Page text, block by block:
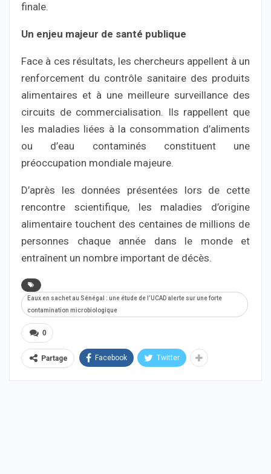
finale.
Un enjeu majeur de santé publique
Face à ces résultats, les chercheurs appellent à un
renforcement du contrôle sanitaire des produits
alimentaires et à une meilleure surveillance des
circuits de commercialisation. Ils rappellent que
les maladies liées à la consommation d’aliments
ou d’eau contaminés constituent une
préoccupation mondiale majeure.
D’après les données présentées lors de cette
rencontre scientifique, les maladies d’origine
alimentaire touchent des centaines de millions de
personnes chaque année dans le monde et
entraînent un nombre important de décès.
Eaux en sachet au Sénégal : une étude de l’UCAD alerte sur une forte
contamination microbiologique
0
Partage Facebook Twitter